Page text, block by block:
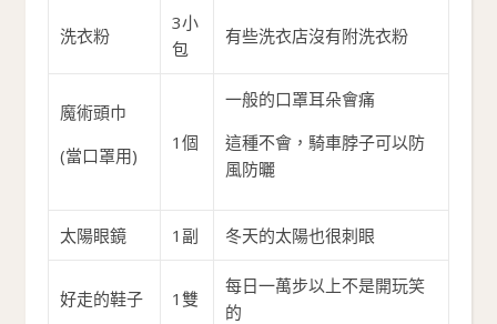
洗衣粉
3小
包
有些洗衣店沒有附洗衣粉
魔術頭巾
(當口罩用)
1個
一般的口罩耳朵會痛
這種不會，騎車脖子可以防
風防曬
太陽眼鏡 1副 冬天的太陽也很刺眼
好走的鞋子 1雙
每日一萬步以上不是開玩笑
的